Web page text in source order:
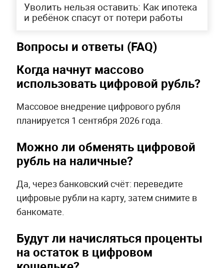
Уволить нельзя оставить: Как ипотека
и ребёнок спасут от потери работы
Вопросы и ответы (FAQ)
Когда начнут массово
использовать цифровой рубль?
Массовое внедрение цифрового рубля
планируется 1 сентября 2026 года.
Можно ли обменять цифровой
рубль на наличные?
Да, через банковский счёт: переведите
цифровые рубли на карту, затем снимите в
банкомате.
Будут ли начисляться проценты
на остаток в цифровом